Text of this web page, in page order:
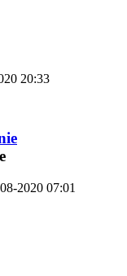
20:33
2020 07:01